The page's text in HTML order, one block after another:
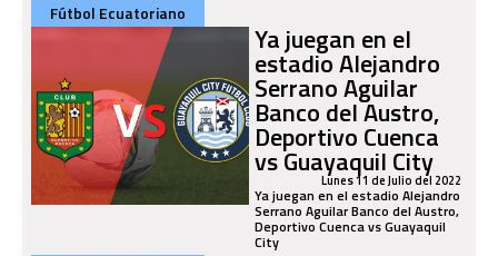
Fútbol Ecuatoriano
Ya juegan en el
estadio Alejandro
Serrano Aguilar
Banco del Austro,
Deportivo Cuenca
vs Guayaquil City
Lunes 11 de Julio del 2022
Ya juegan en el estadio Alejandro
Serrano Aguilar Banco del Austro,
Deportivo Cuenca vs Guayaquil
City